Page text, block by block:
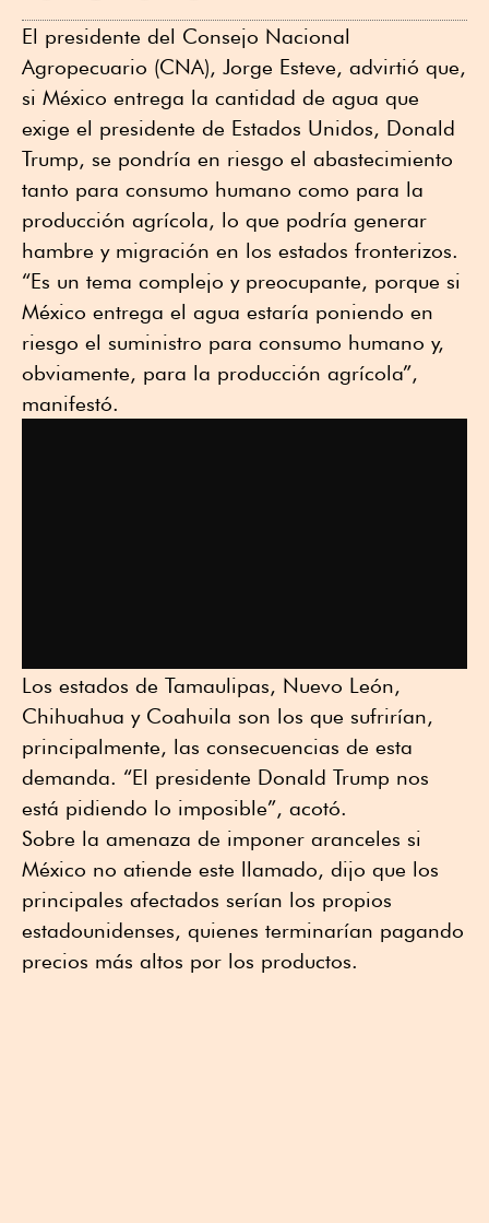
El presidente del Consejo Nacional
Agropecuario (CNA), Jorge Esteve, advirtió que,
si México entrega la cantidad de agua que
exige el presidente de Estados Unidos, Donald
Trump, se pondría en riesgo el abastecimiento
tanto para consumo humano como para la
producción agrícola, lo que podría generar
hambre y migración en los estados fronterizos.
“Es un tema complejo y preocupante, porque si
México entrega el agua estaría poniendo en
riesgo el suministro para consumo humano y,
obviamente, para la producción agrícola”,
manifestó.
Los estados de Tamaulipas, Nuevo León,
Chihuahua y Coahuila son los que sufrirían,
principalmente, las consecuencias de esta
demanda. “El presidente Donald Trump nos
está pidiendo lo imposible”, acotó.
Sobre la amenaza de imponer aranceles si
México no atiende este llamado, dijo que los
principales afectados serían los propios
estadounidenses, quienes terminarían pagando
precios más altos por los productos.